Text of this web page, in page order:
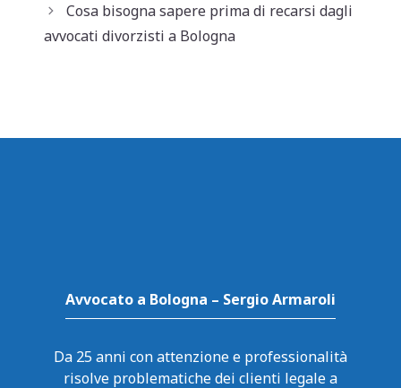
p o
k
Cosa bisogna sapere prima di recarsi dagli
avvocati divorzisti a Bologna
Avvocato a Bologna – Sergio Armaroli
Da 25 anni con attenzione e professionalità